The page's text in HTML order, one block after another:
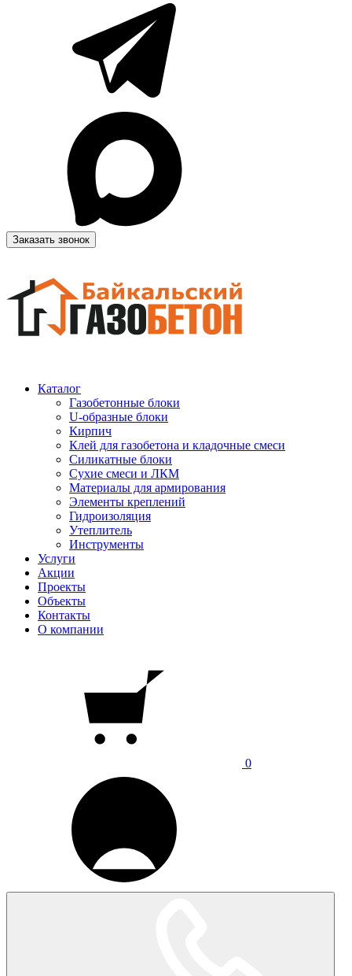
Заказать звонок
Каталог
Газобетонные блоки
U-образные блоки
Кирпич
Клей для газобетона и кладочные смеси
Силикатные блоки
Сухие смеси и ЛКМ
Материалы для армирования
Элементы креплений
Гидроизоляция
Утеплитель
Инструменты
Услуги
Акции
Проекты
Объекты
Контакты
О компании
0